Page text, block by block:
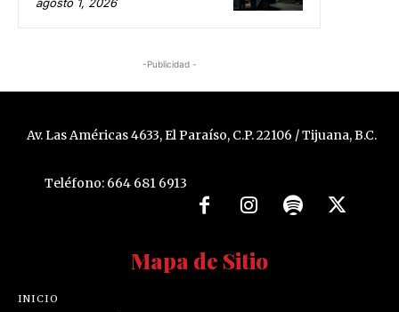
-Publicidad -
Av. Las Américas 4633, El Paraíso, C.P. 22106 / Tijuana, B.C.
Teléfono: 664 681 6913
Mapa de Sitio
INICIO